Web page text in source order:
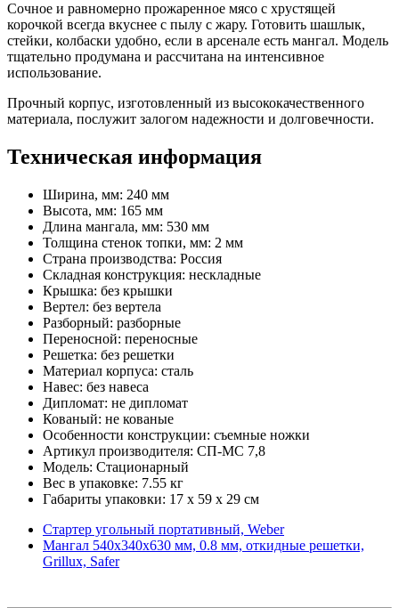
Сочное и равномерно прожаренное мясо с хрустящей
корочкой всегда вкуснее с пылу с жару. Готовить шашлык,
стейки, колбаски удобно, если в арсенале есть мангал. Модель
тщательно продумана и рассчитана на интенсивное
использование.
Прочный корпус, изготовленный из высококачественного
материала, послужит залогом надежности и долговечности.
Техническая информация
Ширина, мм: 240 мм
Высота, мм: 165 мм
Длина мангала, мм: 530 мм
Толщина стенок топки, мм: 2 мм
Страна производства: Россия
Складная конструкция: нескладные
Крышка: без крышки
Вертел: без вертела
Разборный: разборные
Переносной: переносные
Решетка: без решетки
Материал корпуса: сталь
Навес: без навеса
Дипломат: не дипломат
Кованый: не кованые
Особенности конструкции: съемные ножки
Артикул производителя: СП-МС 7,8
Модель: Стационарный
Вес в упаковке: 7.55 кг
Габариты упаковки: 17 x 59 x 29 см
Стартер угольный портативный, Weber
Мангал 540х340х630 мм, 0.8 мм, откидные решетки,
Grillux, Safer